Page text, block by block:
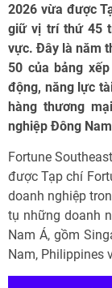
2026 vừa được
giữ vị trí thứ 45
vực. Đây là năm
50 của bảng
động, năng lực
hàng thương
nghiệp Đông
Fortune
được Tạp chí
doanh nghiệp
tụ những doanh
Nam Á, gồm
Nam, Philippines